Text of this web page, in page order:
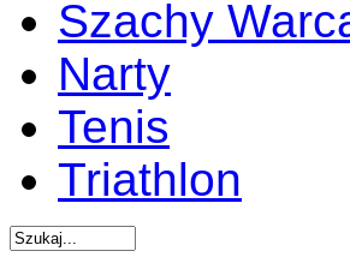
Szachy
Narty
Tenis
Triathlon